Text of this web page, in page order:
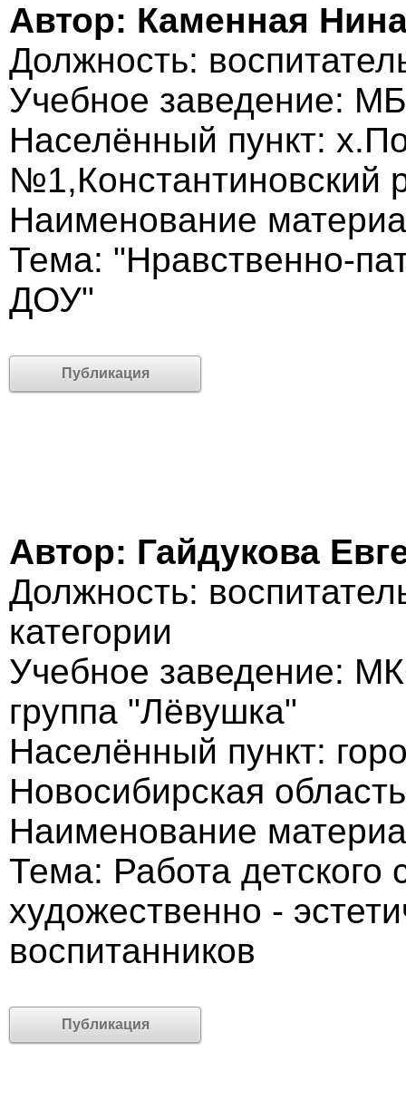
Автор: Каменная
Должность:
Учебное заведение:
Населённый пункт:
№1,Константиновский
Наименование
Тема: "Нравственно-
ДОУ"
Публикация
Автор: Гайдукова
Должность:
категории
Учебное заведение:
группа "Лёвушка"
Населённый пункт:
Новосибирская область
Наименование
Тема: Работа
художественно -
воспитанников
Публикация